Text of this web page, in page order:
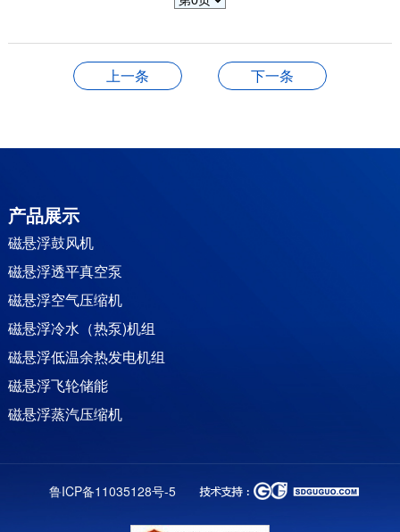
上一条 下一条
产品展示
磁悬浮鼓风机
磁悬浮透平真空泵
磁悬浮空气压缩机
磁悬浮冷水（热泵)机组
磁悬浮低温余热发电机组
磁悬浮飞轮储能
磁悬浮蒸汽压缩机
永磁变频双螺杆空压机
高速增氧机鲁ICP备11035128号-5